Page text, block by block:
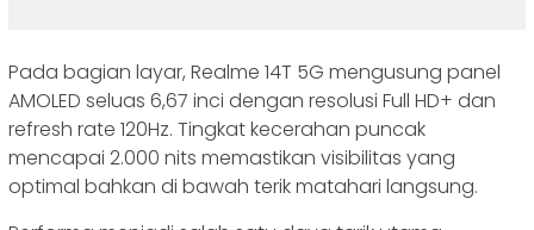
Pada bagian layar, Realme 14T 5G mengusung panel
AMOLED seluas 6,67 inci dengan resolusi Full HD+ dan
refresh rate 120Hz. Tingkat kecerahan puncak
mencapai 2.000 nits memastikan visibilitas yang
optimal bahkan di bawah terik matahari langsung.